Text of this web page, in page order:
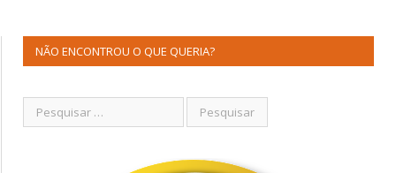
NÃO ENCONTROU O QUE QUERIA?